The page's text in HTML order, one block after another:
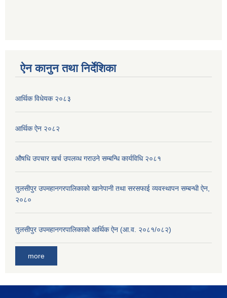
ऐन कानुन तथा निर्देशिका
आर्थिक विधेयक २०८३
आर्थिक ऐन २०८२
औषधि उपचार खर्च उपलव्ध गराउने सम्बन्धि कार्यविधि २०८१
तुलसीपुर उपमहानगरपालिकाको खानेपानी तथा सरसफाई व्यवस्थापन सम्बन्धी ऐन,
२०८०
तुलसीपुर उपमहानगरपालिकाको आर्थिक ऐन (आ.व. २०८१/०८२)
more